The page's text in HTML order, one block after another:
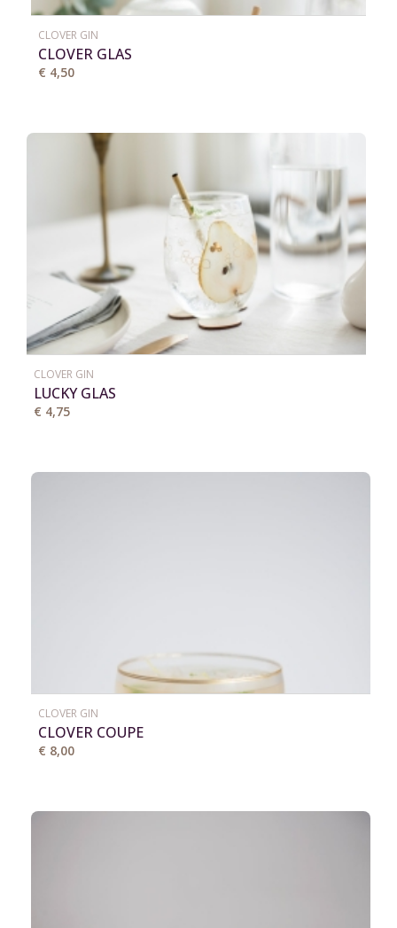
CLOVER GIN
CLOVER GLAS
€ 4,50
CLOVER GIN
LUCKY GLAS
€ 4,75
CLOVER GIN
CLOVER COUPE
€ 8,00